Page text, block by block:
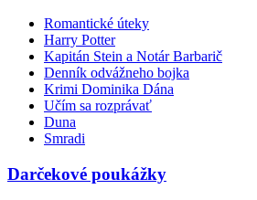
Romantické úteky
Harry Potter
Kapitán Stein a Notár Barbarič
Denník odvážneho bojka
Krimi Dominika Dána
Učím sa rozprávať
Duna
Smradi
Darčekové poukážky